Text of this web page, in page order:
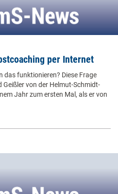
per Internet
das funktionieren? Diese Frage
von der Helmut-Schmidt-
Jahr zum ersten Mal, als er von